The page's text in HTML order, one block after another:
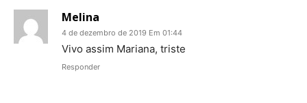
Melina
4 de dezembro de 2019 Em 01:44
Vivo assim Mariana, triste
Responder